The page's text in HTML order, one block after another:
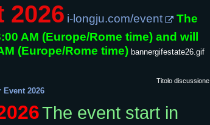
2026 i-longju.com/event
The
AM (Europe/Rome time) and will
(Europe/Rome time) bannergifestate26.gif
Event 2026
Titolo discussione
The event start in